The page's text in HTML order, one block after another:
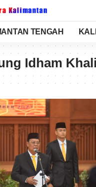
TENGAH
Idham